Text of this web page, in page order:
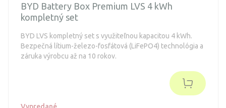
BYD Battery Box Premium LVS 4 kWh
kompletný set
BYD LVS kompletný set s využiteľnou kapacitou 4 kWh.
Bezpečná lítium-železo-fosfátová (LiFePO4) technológia a
záruka výrobcu až na 10 rokov.
Vypredané